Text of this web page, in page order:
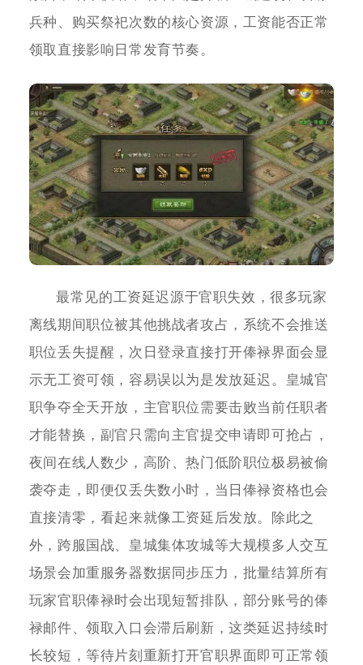
兵种、购买祭祀次数的核心资源，工资能否正常
领取直接影响日常发育节奏。
最常见的工资延迟源于官职失效，很多玩家
离线期间职位被其他挑战者攻占，系统不会推送
职位丢失提醒，次日登录直接打开俸禄界面会显
示无工资可领，容易误以为是发放延迟。皇城官
职争夺全天开放，主官职位需要击败当前任职者
才能替换，副官只需向主官提交申请即可抢占，
夜间在线人数少，高阶、热门低阶职位极易被偷
袭夺走，即便仅丢失数小时，当日俸禄资格也会
直接清零，看起来就像工资延后发放。除此之
外，跨服国战、皇城集体攻城等大规模多人交互
场景会加重服务器数据同步压力，批量结算所有
玩家官职俸禄时会出现短暂排队，部分账号的俸
禄邮件、领取入口会滞后刷新，这类延迟持续时
长较短，等待片刻重新打开官职界面即可正常领